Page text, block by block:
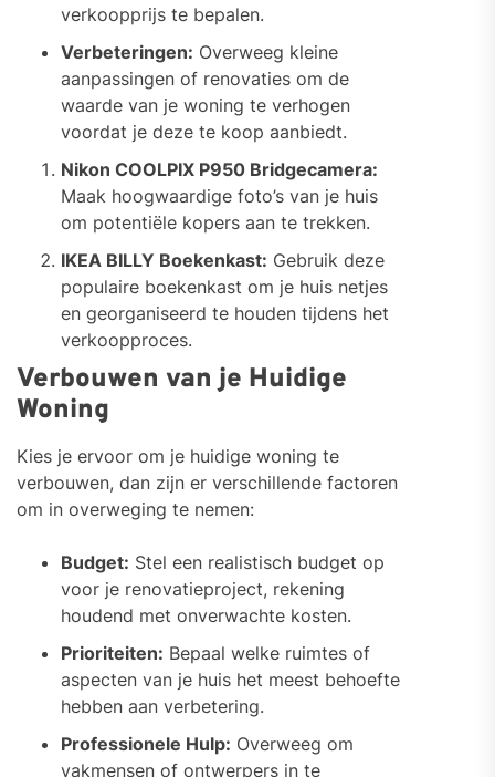
verkoopprijs te bepalen.
Verbeteringen: Overweeg kleine
aanpassingen of renovaties om de
waarde van je woning te verhogen
voordat je deze te koop aanbiedt.
Nikon COOLPIX P950 Bridgecamera:
Maak hoogwaardige foto’s van je huis
om potentiële kopers aan te trekken.
IKEA BILLY Boekenkast: Gebruik deze
populaire boekenkast om je huis netjes
en georganiseerd te houden tijdens het
verkoopproces.
Verbouwen van je Huidige
Woning
Kies je ervoor om je huidige woning te
verbouwen, dan zijn er verschillende factoren
om in overweging te nemen:
Budget: Stel een realistisch budget op
voor je renovatieproject, rekening
houdend met onverwachte kosten.
Prioriteiten: Bepaal welke ruimtes of
aspecten van je huis het meest behoefte
hebben aan verbetering.
Professionele Hulp: Overweeg om
vakmensen of ontwerpers in te